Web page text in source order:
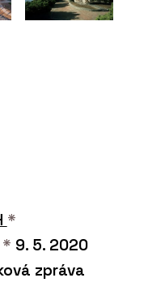
*
* 9. 5. 2020
zpráva